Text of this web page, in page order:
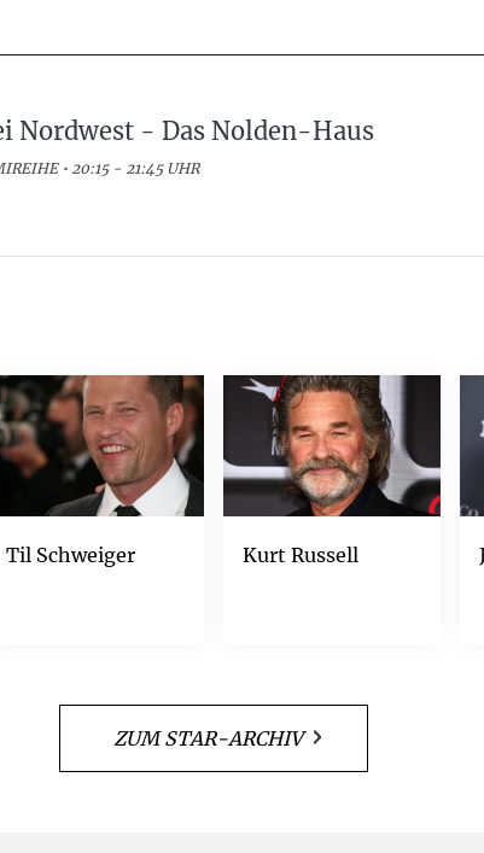
Nordwest - Das Nolden-Haus
• 20:15 - 21:45 UHR
Til Schweiger Kurt Russell
ZUM STAR-ARCHIV